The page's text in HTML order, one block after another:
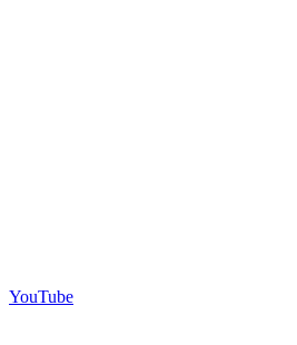
YouTube